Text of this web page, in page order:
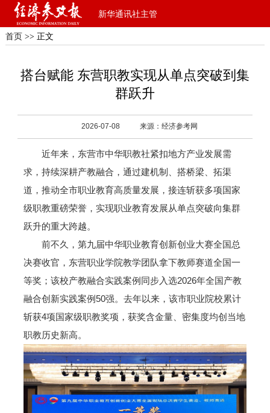
新华通讯社主管
首页 >> 正文
搭台赋能 东营职教实现从单点突破到集
群跃升
2026-07-08 来源：经济参考网
近年来，东营市中华职教社紧扣地方产业发展需
求，持续深耕产教融合，通过建机制、搭桥梁、拓渠
道，推动全市职业教育高质量发展，接连斩获多项国家
级职教重磅荣誉，实现职业教育发展从单点突破向集群
跃升的重大跨越。
前不久，第九届中华职业教育创新创业大赛全国总
决赛收官，东营职业学院教学团队拿下教师赛道全国一
等奖；该校产教融合实践案例同步入选2026年全国产教
融合创新实践案例50强。去年以来，该市职业院校累计
斩获4项国家级职教奖项，获奖含金量、密集度均创当地
职教历史新高。